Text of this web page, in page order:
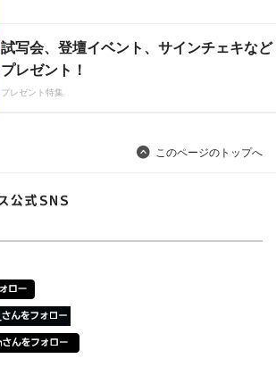
試写会、登壇イベント、サインチェキなど
プレゼント！
プレゼント特集
このページのトップへ